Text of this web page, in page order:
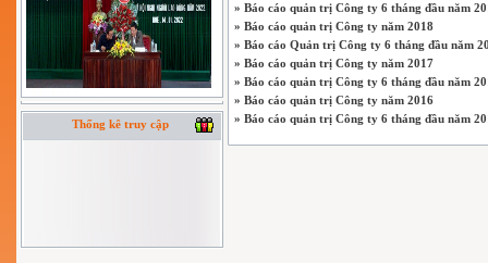
Thống kê truy cập
» Báo cáo quản trị Công ty 6 tháng đầu năm
» Báo cáo quản trị Công ty năm 2018
» Báo cáo Quản trị Công ty 6 tháng đầu năm
» Báo cáo quản trị Công ty năm 2017
» Báo cáo quản trị Công ty 6 tháng đầu năm
» Báo cáo quản trị Công ty năm 2016
» Báo cáo quản trị Công ty 6 tháng đầu năm